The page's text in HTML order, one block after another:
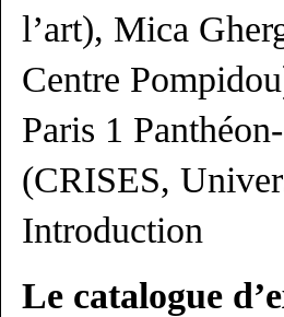
l’art), Mica
Centre
Paris 1
(CRISES,
Introduction
Le catalogue